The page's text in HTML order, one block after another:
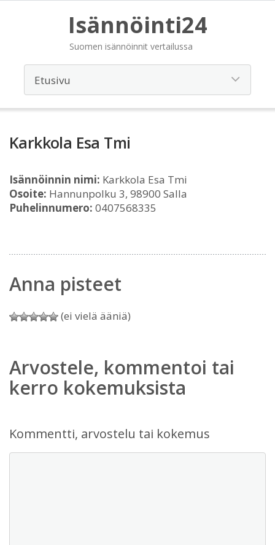
Isännöinti24
Suomen isännöinnit vertailussa
Karkkola Esa Tmi
Isännöinnin nimi: Karkkola Esa Tmi
Osoite: Hannunpolku 3, 98900 Salla
Puhelinnumero: 0407568335
Anna pisteet
(ei vielä ääniä)
Arvostele, kommentoi tai
kerro kokemuksista
Kommentti, arvostelu tai kokemus